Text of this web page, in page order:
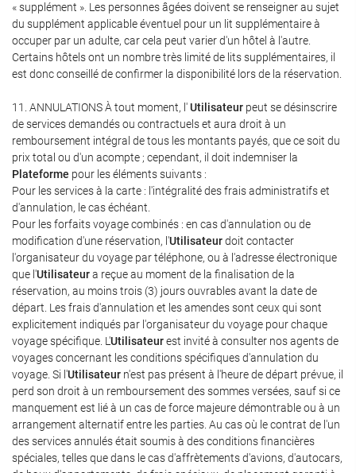
« supplément ». Les personnes âgées doivent se renseigner au sujet
du supplément applicable éventuel pour un lit supplémentaire à
occuper par un adulte, car cela peut varier d'un hôtel à l'autre.
Certains hôtels ont un nombre très limité de lits supplémentaires, il
est donc conseillé de confirmer la disponibilité lors de la réservation.
11. ANNULATIONS À tout moment, l'Utilisateur peut se désinscrire
de services demandés ou contractuels et aura droit à un
remboursement intégral de tous les montants payés, que ce soit du
prix total ou d'un acompte ; cependant, il doit indemniser la
Plateforme pour les éléments suivants :
Pour les services à la carte : l'intégralité des frais administratifs et
d'annulation, le cas échéant.
Pour les forfaits voyage combinés : en cas d'annulation ou de
modification d'une réservation, l'Utilisateurdoit contacter
l'organisateur du voyage par téléphone, ou à l'adresse électronique
que l'Utilisateura reçue au moment de la finalisation de la
réservation, au moins trois (3) jours ouvrables avant la date de
départ. Les frais d'annulation et les amendes sont ceux qui sont
explicitement indiqués par l'organisateur du voyage pour chaque
voyage spécifique. L'Utilisateurest invité à consulter nos agents de
voyages concernant les conditions spécifiques d'annulation du
voyage. Si l'Utilisateur n'est pas présent à l'heure de départ prévue, il
perd son droit à un remboursement des sommes versées, sauf si ce
manquement est lié à un cas de force majeure démontrable ou à un
arrangement alternatif entre les parties. Au cas où le contrat de l'un
des services annulés était soumis à des conditions financières
spéciales, telles que dans le cas d'affrètements d'avions, d'autocars,